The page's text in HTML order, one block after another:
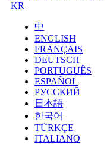
KR
中
ENGLISH
FRANÇAIS
DEUTSCH
PORTUGUÊS
ESPAÑOL
РУССКИЙ
日本語
한국어
TÜRKÇE
ITALIANO